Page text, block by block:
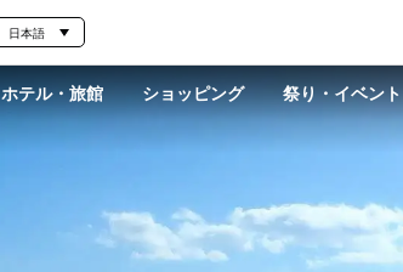
日本語
ホテル・旅館 ショッピング 祭り・イベント